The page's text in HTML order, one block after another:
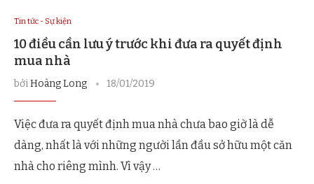
Tin tức - Sự kiện
10 điều cần lưu ý trước khi đưa ra quyết định
mua nhà
bởiHoàng Long 18/01/2019
Việc đưa ra quyết định mua nhà chưa bao giờ là dễ
dàng, nhất là với những người lần đầu sở hữu một căn
nhà cho riêng mình. Vì vậy …